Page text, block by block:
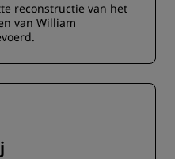
reconstructie van het
van William